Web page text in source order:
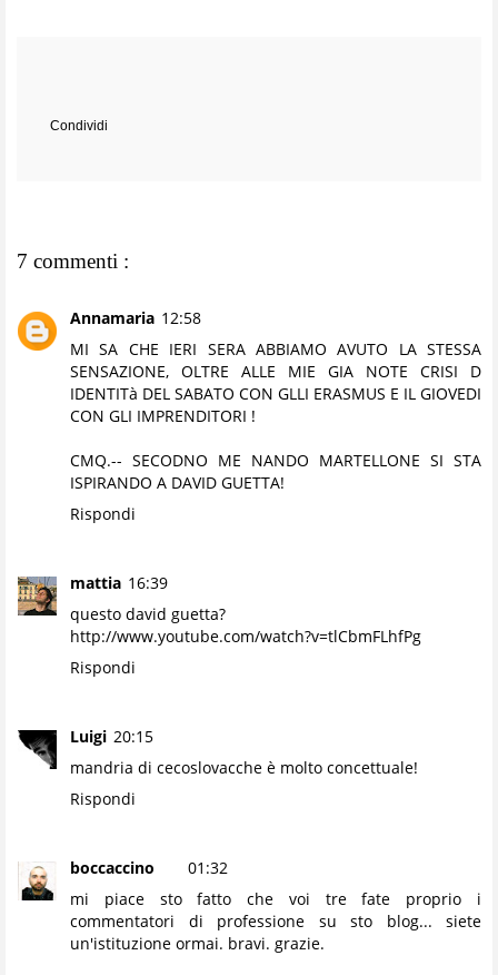
Condividi
7 commenti :
Annamaria 12:58
MI SA CHE IERI SERA ABBIAMO AVUTO LA STESSA
SENSAZIONE, OLTRE ALLE MIE GIA NOTE CRISI D
IDENTITà DEL SABATO CON GLLI ERASMUS E IL GIOVEDI
CON GLI IMPRENDITORI !
CMQ.-- SECODNO ME NANDO MARTELLONE SI STA
ISPIRANDO A DAVID GUETTA!
Rispondi
mattia 16:39
questo david guetta?
http://www.youtube.com/watch?v=tlCbmFLhfPg
Rispondi
Luigi 20:15
mandria di cecoslovacche è molto concettuale!
Rispondi
boccaccino
01:32
mi piace sto fatto che voi tre fate proprio i
commentatori di professione su sto blog... siete
un'istituzione ormai. bravi. grazie.